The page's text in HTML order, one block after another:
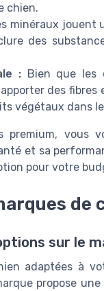
chien.
minéraux jouent
des
: Bien que les
des
végétaux dans
premium,
et sa
pour votre
sur le
adaptées à
propose